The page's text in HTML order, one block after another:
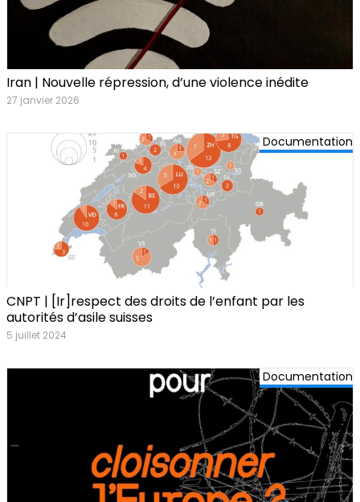
Iran | Nouvelle répression, d’une violence inédite
27 janvier 2026
Documentation
CNPT | [Ir]respect des droits de l’enfant par les
autorités d’asile suisses
5 juillet 2024
Documentation